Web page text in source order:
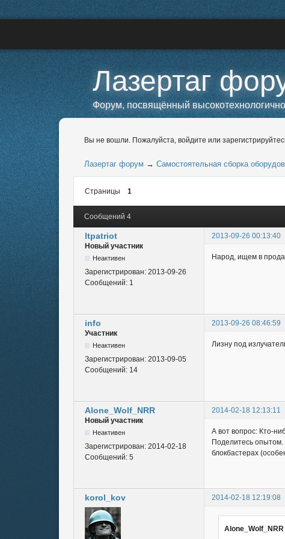
Лазертаг
Форум, посвящённый
Вы не вошли. Пожалуйста, войдите или
Лазертаг форум →Самостоятельная сборка
Страницы 1
Сообщений 4
ltpatriot
2013-09-26 00:13:40
Новый участник
Неактивен
Зарегистрирован: 2013-09-26
Сообщений: 1
Народ, ищем в
info
2013-09-26 08:46:59
Участник
Неактивен
Зарегистрирован: 2013-09-05
Сообщений: 14
Лизну под
Alone_Wolf_NRR
2014-02-18 12:13:11
Новый участник
Неактивен
Зарегистрирован: 2014-02-18
Сообщений: 5
А вот вопрос: Кто-
Поделитесь
блокбастерах
korol_kov 2014-02-18 12:19:08